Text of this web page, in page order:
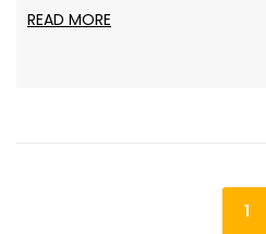
READ MORE
1